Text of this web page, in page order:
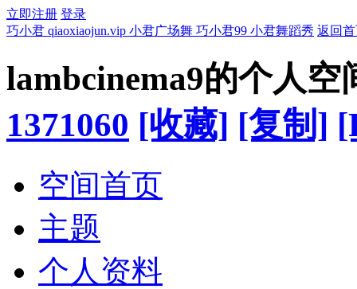
立即注册 登录
巧小君 qiaoxiaojun.vip 小君广场舞 巧小君99 小君舞蹈秀 返回
lambcinema9的个人空
1371060 [收藏] [复制]
空间首页
主题
个人资料